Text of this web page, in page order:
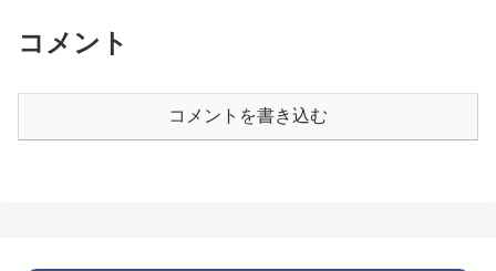
ロ/ズロチは始値の4.6...
コメント
コメントを書き込む